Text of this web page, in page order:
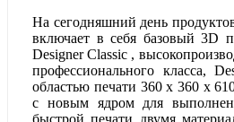
На сегодняшний день
включает в себя базовый 3D
Designer Classic ,
профессионального класса,
областью печати 360 х 360 х
c новым ядром для
быстрой печати двумя